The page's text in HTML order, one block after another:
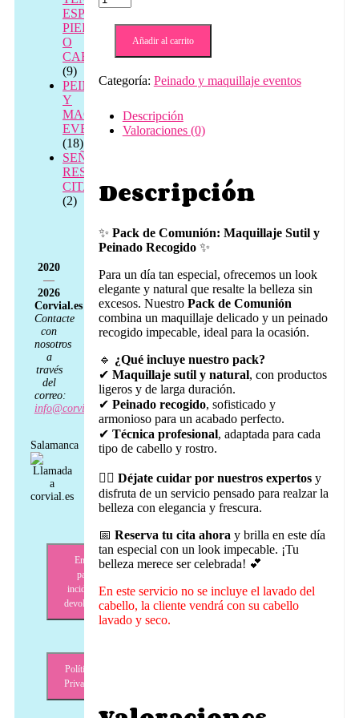
de
comunión
maquillaje
sutil
+
recogido
cantidad
Añadir al carrito
Categoría: Peinado y maquillaje eventos
Descripción
Valoraciones (0)
Descripción
✨ Pack de Comunión: Maquillaje Sutil y
Peinado Recogido✨
Para un día tan especial, ofrecemos un look
elegante y natural que resalte la belleza sin
excesos. Nuestro Pack de Comunión
combina un maquillaje delicado y un peinado
recogido impecable, ideal para la ocasión.
🔹 ¿Qué incluye nuestro pack?
✔ Maquillaje sutil y natural, con productos
ligeros y de larga duración.
✔ Peinado recogido, sofisticado y
armonioso para un acabado perfecto.
✔ Técnica profesional, adaptada para cada
tipo de cabello y rostro.
💆‍♀️ Déjate cuidar por nuestros expertosy
disfruta de un servicio pensado para realzar la
belleza con elegancia y frescura.
📅 Reserva tu cita ahora y brilla en este día
tan especial con un look impecable. ¡Tu
belleza merece ser celebrada! 💕
En este servicio no se incluye el lavado del
cabello, la cliente vendrá con su cabello
lavado y seco.
ESPALDA,
PIERNAS
O
CABEZA
(9)
PEINADO
Y
MAQUILLAJE
EVENTOS
(18)
SEÑAL
RESERVA
CITA
(2)
2020
—
2026
Corvial.es
Contacte
con
nosotros
a
través
del
correo:
info@corvial.es
Salamanca
Envíos,
pagos,
incidencias,
devoluciones
Política de
Privacidad